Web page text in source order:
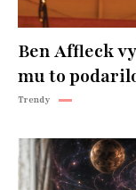
Ben Affleck
mu to
Trendy